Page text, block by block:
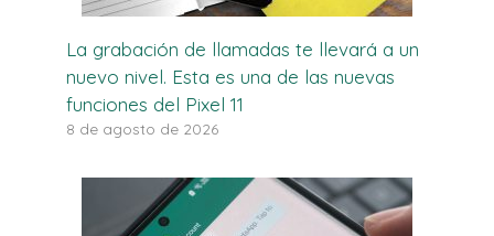
La grabación de llamadas te llevará a un
nuevo nivel. Esta es una de las nuevas
funciones del Pixel 11
8 de agosto de 2026